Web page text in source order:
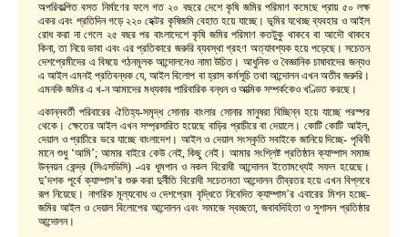
অপরিকল্পিত বসত নির্মাণের ফলে গত ২০ বছরে দেশে কৃষি জমির পরিমাণ কমেছে প্রায় ৫০ লক্ষ
একর এবং প্রতিদিন গড়ে ২২০ হেক্টর কৃষিজমি বেহাত হয়ে যাচ্ছে। ভূমির যথেচ্ছ ব্যবহার ও আইল
রোধ করা না গেলে ২৫ বছর পর বাংলাদেশে কৃষি জমির পরিমাণ কতটুকু থাকবে বা আদৌ থাকবে
কিনা, তা নিয়ে ভাবা এবং এর প্রতিকারে জরুরি ব্যবস্থা গ্রহণ অত্যাবশ্যক হয়ে পড়েছে। সচেতন
দেশপ্রেমীদের এ বিষয়ে গঠনমূলক আন্দোলনেও নামা উচিত। আধুনিক ও বৈজ্ঞানিক চাষাবাদের জন্যও
এ আইল এমনই প্রতিবন্ধক যে, আইল বিলোপ বা হ্রাস কর্মসূচি তথা আন্দোলন এখন অতীব জরুরি।
এমনকি জমির এ খ-ন আমাদের মধ্যকার পারিবারিক বন্ধন ও আত্মিক সম্পর্ককেও খণ্ডিত করছে।
একান্নবর্তী পরিবারের ঐতিহ্য-সমৃদ্ধ সোনার বাংলার সোনার মানুষরা বিচ্ছিন্ন হয়ে যাচ্ছে পরস্পর
থেকে। ক্ষেতের আইল এখন সম্প্রসারিত হয়েছে বাড়ির প্রাচীরে বা দেয়ালে। কোটি কোটি আইল,
দেয়াল ও প্রাচীরে ভরে যাচ্ছে বাংলাদেশ। আইল ও দেয়াল সংস্কৃতি সবাইকে জানিয়ে দিচ্ছে- পৃথিবী
মানে শুধু ‘আমি’; আমার বাইরে কেউ নেই, কিছু নেই। আমার সংশ্লিষ্ট প্রতিষ্ঠান ক্যাম্পাস সমাজ
উন্নয়ন কেন্দ্র (সিএসডিসি) -এর ধূমপান ও নকল বিরোধী আন্দোলন ইতোমধ্যেই সফল হয়েছে।
দু’দশক পূর্বে ক্যাম্পাস’র শুরু করা দুর্নীতি বিরোধী সচেতনতা আন্দোলন তীব্রতর হয়ে এখন বিপ্লবে
রূপ নিয়েছে। নাগরিক মূল্যবোধ ও দেশপ্রেম বৃদ্ধিতে নিবেদিত ক্যাম্পাস’র এবারের মিশন হচ্ছে-
জমির আইল ও দেয়াল বিলোপের আন্দোলন এবং সমাজে স্বচ্ছতা, জবাবদিহিতা ও সুশাসন প্রতিষ্ঠার
আন্দোলন।